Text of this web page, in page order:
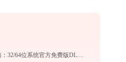
zrtc.dll下载指南：32/64位系统官方免费版DLL文件修复教程